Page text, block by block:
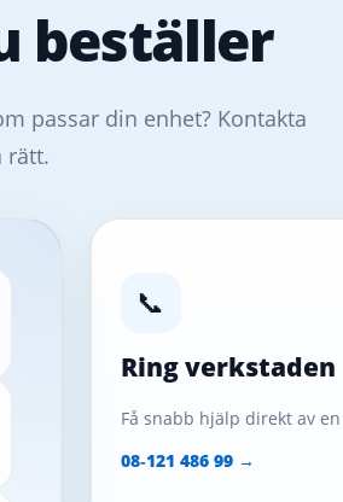
beställer
passar din enhet? Kontakta
rätt.
📞
Ring verkstaden
Få snabb hjälp direkt av
08‑121 486 99 →